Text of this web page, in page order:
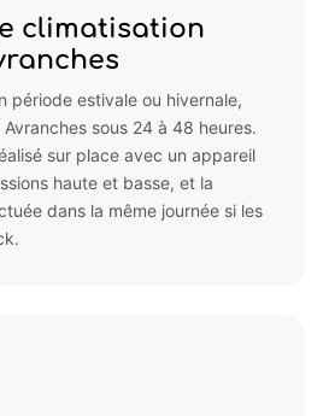
climatisation
période estivale ou hivernale,
sous 24 à 48 heures.
sur place avec un appareil
haute et basse, et la
dans la même journée si les